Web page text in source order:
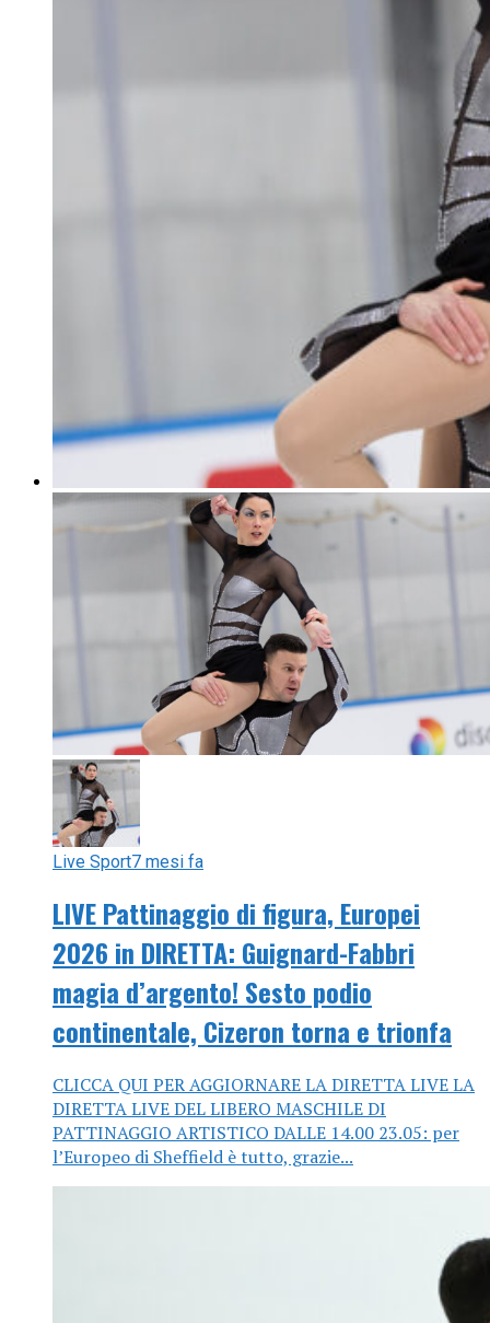
Live Sport7 mesi fa
LIVE Pattinaggio di figura, Europei
2026 in DIRETTA: Guignard-Fabbri
magia d’argento! Sesto podio
continentale, Cizeron torna e trionfa
CLICCA QUI PER AGGIORNARE LA DIRETTA LIVE LA
DIRETTA LIVE DEL LIBERO MASCHILE DI
PATTINAGGIO ARTISTICO DALLE 14.00 23.05: per
l’Europeo di Sheffield è tutto, grazie...